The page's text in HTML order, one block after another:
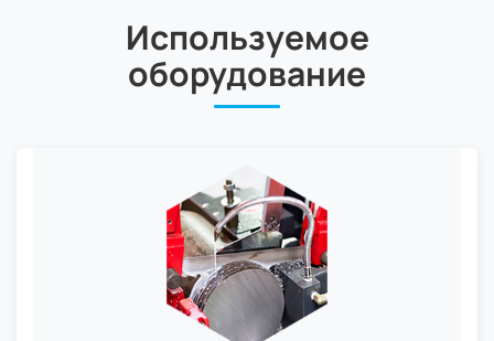
Используемое
оборудование